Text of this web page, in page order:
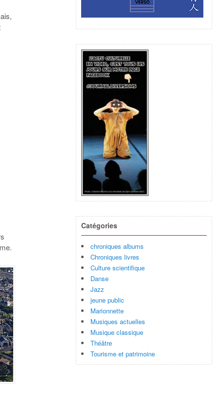
Catégories
chroniques albums
Chroniques livres
Culture scientifique
Danse
Jazz
jeune public
Marionnette
Musiques actuelles
Musique classique
Théâtre
Tourisme et patrimoine